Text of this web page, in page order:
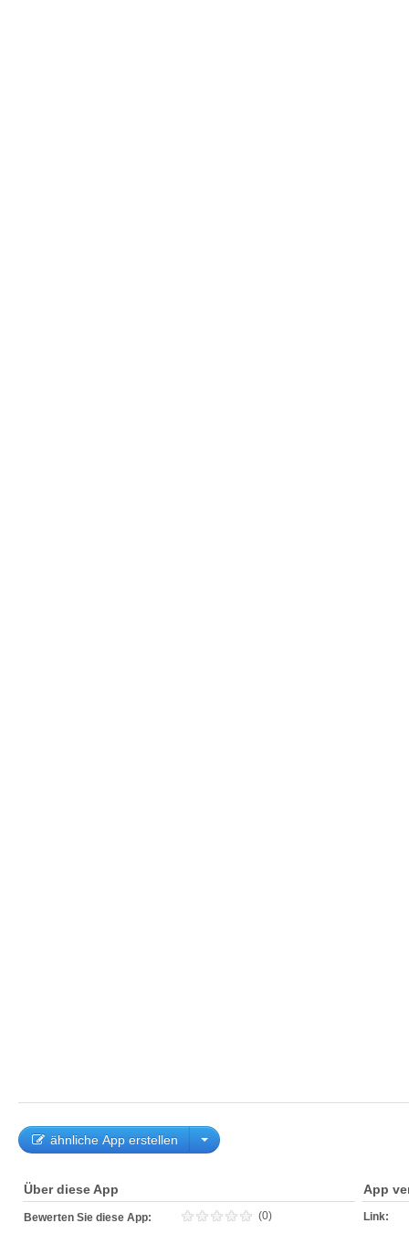
ähnliche App erstellen
Über diese App
Bewerten Sie diese App: (0)
App
Link: